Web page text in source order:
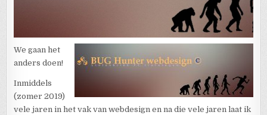
We gaan het
anders doen!
Inmiddels
(zomer 2019)
vele jaren in het vak van webdesign en na die vele jaren laat ik